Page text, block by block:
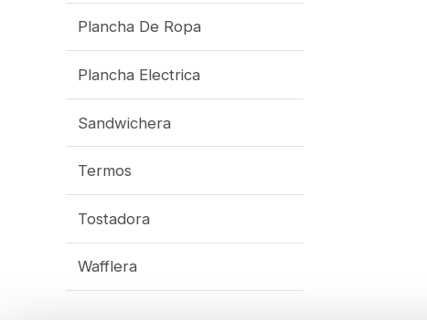
Plancha De Ropa
Plancha Electrica
Sandwichera
Termos
Tostadora
Wafflera